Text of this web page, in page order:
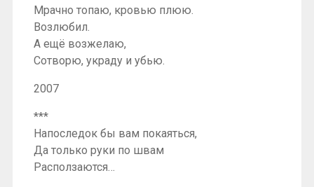
Мрачно топаю, кровью плюю.
Возлюбил.
А ещё возжелаю,
Сотворю, украду и убью.
2007
***
Напоследок бы вам покаяться,
Да только руки по швам
Расползаются…